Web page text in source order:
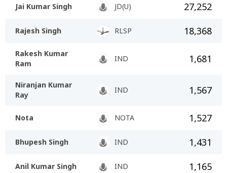
Jai Kumar Singh JD(U) 27,252
Rajesh Singh RLSP 18,368
Rakesh Kumar
Ram
IND 1,681
Niranjan Kumar
Ray
IND 1,567
Nota NOTA 1,527
Bhupesh Singh IND 1,431
Anil Kumar Singh IND 1,165